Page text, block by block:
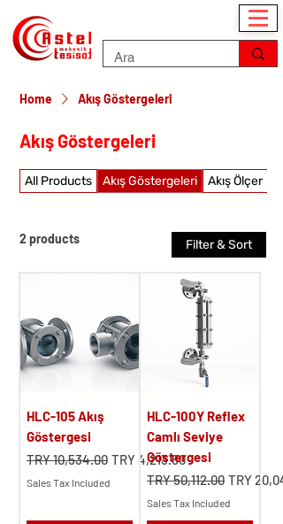
Home Akış Göstergeleri
Akış Göstergeleri
All Products Akış Göstergeleri Akış Ölçer
2 products Filter & Sort
HLC-105 Akış
Göstergesi
Regular Price
TRY 10,534.00 Sale Price
TRY 4,213.60
Sales Tax Included
HLC-100Y Reflex
Camlı Seviye
Göstergesi
Regular Price
TRY 50,112.00 Sale Price
TRY
Sales Tax Included